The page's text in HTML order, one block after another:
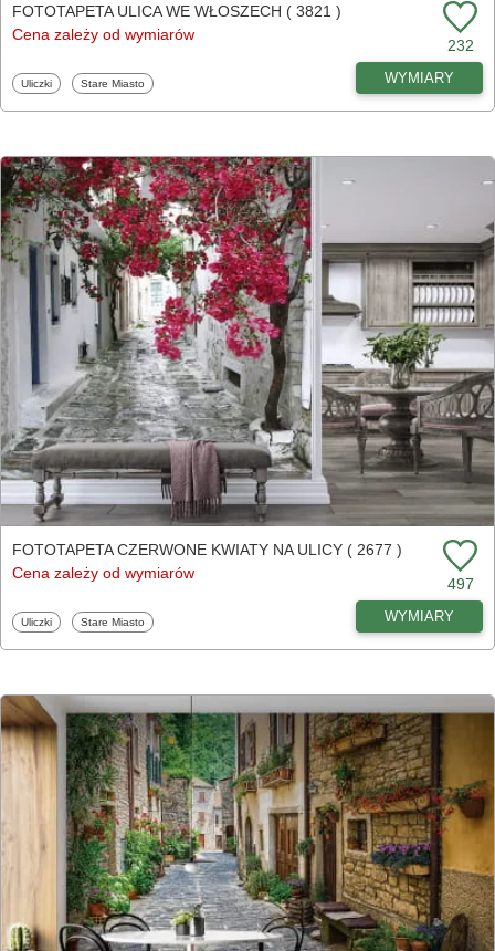
FOTOTAPETA ULICA WE WŁOSZECH ( 3821 )
Cena zależy od wymiarów
232
Fototapety
Uliczki Fototapety
Stare Miasto WYMIARY
FOTOTAPETA CZERWONE KWIATY NA ULICY ( 2677 )
Cena zależy od wymiarów
497
Fototapety
Uliczki Fototapety
Stare Miasto WYMIARY